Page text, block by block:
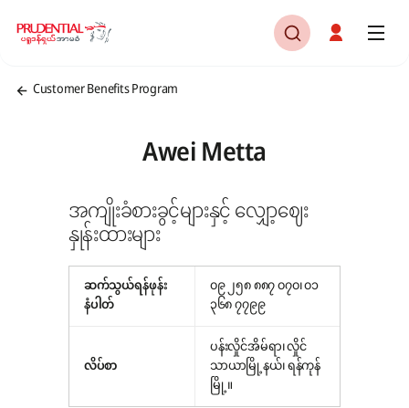
Customer Benefits Program
Awei Metta
အကျိုးခံစားခွင့်များနှင့် လျှော့ဈေး
နှုန်းထားများ
ဆက်သွယ်ရန်ဖုန်း
နံပါတ်
၀၉ ၂၅၈ ၈၈၇ ၀၇၀၊ ၀၁
၃၆၈ ၇၇၉၉
လိပ်စာ
ပန်းလှိုင်အိမ်ရာ၊ လှိုင်
သာယာမြို့နယ်၊ ရန်ကုန်
မြို့။